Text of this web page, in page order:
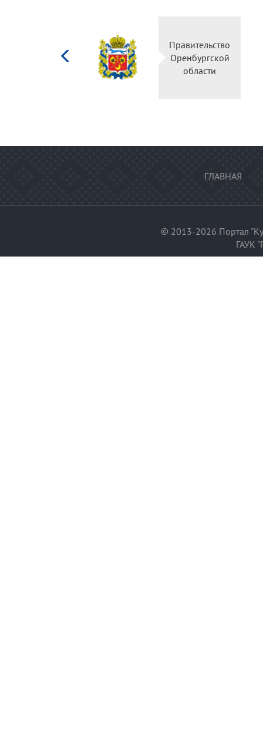
культуры
Российской
Правительство
Оренбургской
области
ГЛАВНАЯ
© 2013-2026 Портал
ГАУК